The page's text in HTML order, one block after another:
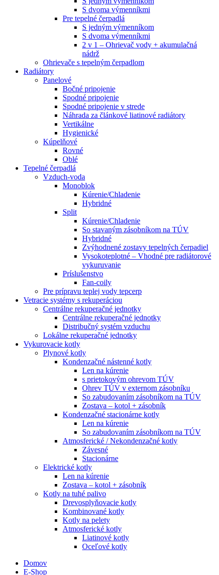
S dvoma výmenníkmi
Pre tepelné čerpadlá
S jedným výmenníkom
S dvoma výmenníkmi
2 v 1 – Ohrievač vody + akumulačná
nádrž
Ohrievače s tepelným čerpadlom
Radiátory
Panelové
Bočné pripojenie
Spodné pripojenie
Spodné pripojenie v strede
Náhrada za článkové liatinové radiátory
Vertikálne
Hygienické
Kúpelňové
Rovné
Oblé
Tepelné čerpadlá
Vzduch-voda
Monoblok
Kúrenie/Chladenie
Hybridné
Split
Kúrenie/Chladenie
So stavaným zásobníkom na TÚV
Hybridné
Zvýhodnené zostavy tepelných čerpadiel
Vysokoteplotné – Vhodné pre radiátorové
vykuruvanie
Príslušenstvo
Fan-coily
Pre prípravu teplej vody tepcerp
Vetracie systémy s rekuperáciou
Centrálne rekuperačné jednotky
Centrálne rekuperačné jednotky
Distribučný systém vzduchu
Lokálne rekuperačné jednotky
Vykurovacie kotly
Plynové kotly
Kondenzačné nástenné kotly
Len na kúrenie
s prietokovým ohrevom TÚV
Ohrev TÚV v externom zásobníku
So zabudovaním zásobníkom na TÚV
Zostava – kotol + zásobník
Kondenzačné stacionárne kotly
Len na kúrenie
So zabudovaním zásobníkom na TÚV
Atmosferické / Nekondenzačné kotly
Závesné
Stacionárne
Elektrické kotly
Len na kúrenie
Zostava – kotol + zásobník
Kotly na tuhé palivo
Drevosplyňovacie kotly
Kombinované kotly
Kotly na pelety
Atmosferické kotly
Liatinové kotly
Oceľové kotly
Domov
E-Shop